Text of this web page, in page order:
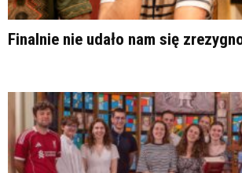
Finalnie nie udało nam się